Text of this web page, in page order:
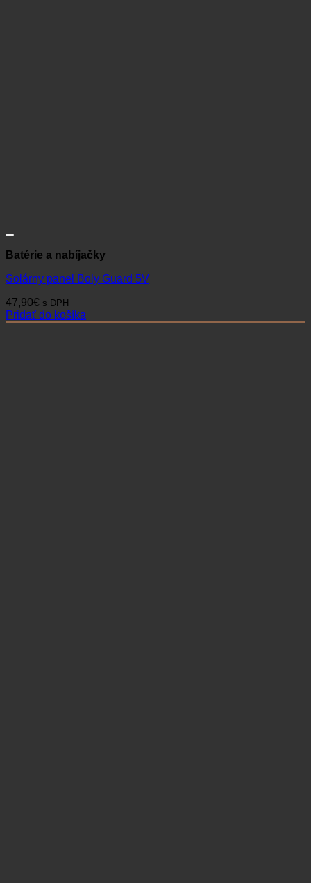
Batérie a nabíjačky
Solárny panel Boly Guard 5V
47,90€ s DPH
Pridať do košíka